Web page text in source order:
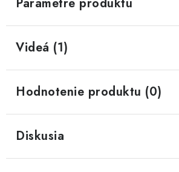
Videá (1)
Hodnotenie produktu (0)
Diskusia